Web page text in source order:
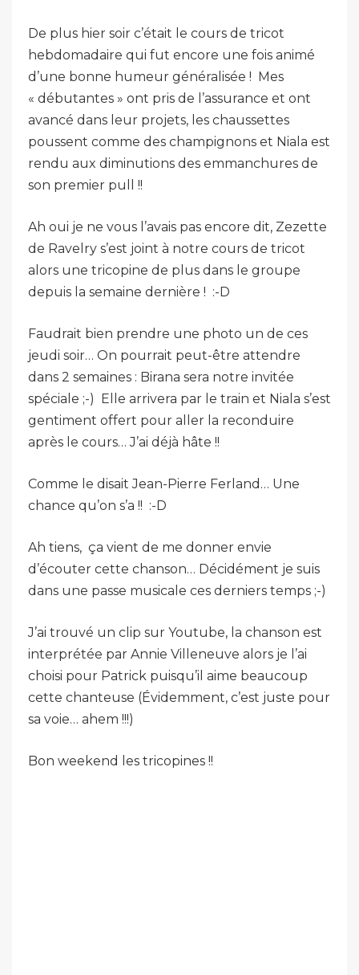
De plus hier soir c’était le cours de tricot
hebdomadaire qui fut encore une fois animé
d’une bonne humeur généralisée ! Mes
« débutantes » ont pris de l’assurance et ont
avancé dans leur projets, les chaussettes
poussent comme des champignons et Niala est
rendu aux diminutions des emmanchures de
son premier pull !!
Ah oui je ne vous l’avais pas encore dit, Zezette
de Ravelry s’est joint à notre cours de tricot
alors une tricopine de plus dans le groupe
depuis la semaine dernière ! :-D
Faudrait bien prendre une photo un de ces
jeudi soir… On pourrait peut-être attendre
dans 2 semaines : Birana sera notre invitée
spéciale ;-) Elle arrivera par le train et Niala s’est
gentiment offert pour aller la reconduire
après le cours… J’ai déjà hâte !!
Comme le disait Jean-Pierre Ferland… Une
chance qu’on s’a !! :-D
Ah tiens, ça vient de me donner envie
d’écouter cette chanson… Décidément je suis
dans une passe musicale ces derniers temps ;-)
J’ai trouvé un clip sur Youtube, la chanson est
interprétée par Annie Villeneuve alors je l’ai
choisi pour Patrick puisqu’il aime beaucoup
cette chanteuse (Évidemment, c’est juste pour
sa voie… ahem !!!)
Bon weekend les tricopines !!